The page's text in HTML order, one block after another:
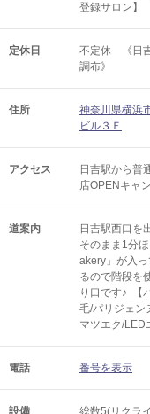
登録サロン】
定休日
不定休 《日
調布》
住所
神奈川県横浜
ビル３Ｆ
アクセス
日吉駅から普
店OPENキャ
道案内
日吉駅西口を
そのまま1分
akery」が入
るので階段を
り口です♪ 【
毛/パリジェン
マツエク/LED
電話 番号を表示
設備 総数5(リクラ